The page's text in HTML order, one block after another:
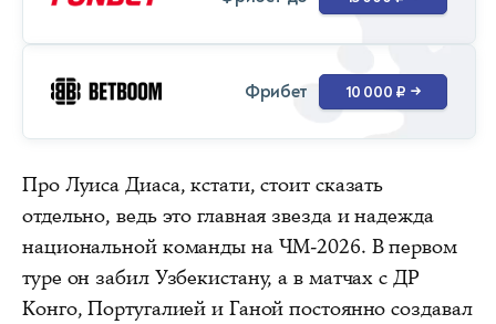
Фрибет 10 000 ₽ →
Про Луиса Диаса, кстати, стоит сказать
отдельно, ведь это главная звезда и надежда
национальной команды на ЧМ-2026. В первом
туре он забил Узбекистану, а в матчах с ДР
Конго, Португалией и Ганой постоянно создавал